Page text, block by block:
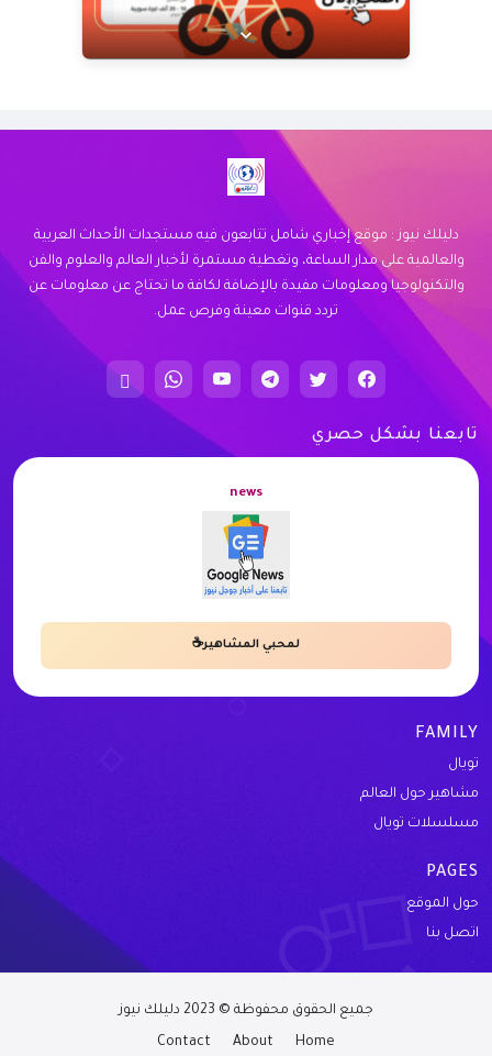
زيارة الموقع
دليلك نيوز : موقع إخباري شامل تتابعون فيه مستجدات الأحداث العربية
والعالمية على مدار الساعة، وتغطية مستمرة لأخبار العالم والعلوم والفن
والتكنولوجيا ومعلومات مفيدة بالإضافة لكافة ما تحتاج عن معلومات عن
تردد قنوات معينة وفرص عمل.
تابعنا بشكل حصري
news
لمحبي المشاهير☕
FAMILY
تويال
مشاهير حول العالم
مسلسلات تويال
PAGES
حول الموقع
اتصل بنا
جميع الحقوق محفوظة © 2023 دليلك نيوز
Home
About
Contact